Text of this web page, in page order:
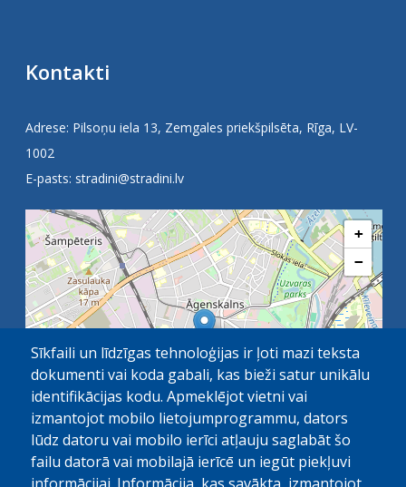
Kontakti
Adrese: Pilsoņu iela 13, Zemgales priekšpilsēta, Rīga, LV-
1002
E-pasts: stradini@stradini.lv
+
−
1 km OpenStreetMap contributors
Sīkfaili un līdzīgas tehnoloģijas ir ļoti mazi teksta
dokumenti vai koda gabali, kas bieži satur unikālu
identifikācijas kodu. Apmeklējot vietni vai
izmantojot mobilo lietojumprogrammu, dators
lūdz datoru vai mobilo ierīci atļauju saglabāt šo
failu datorā vai mobilajā ierīcē un iegūt piekļuvi